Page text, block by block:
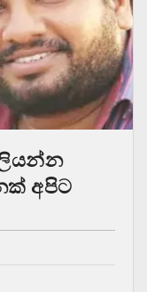
අපිට